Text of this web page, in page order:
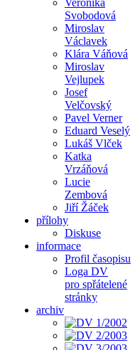
Svobodová
Miroslav
Václavek
Klára Váňová
Miroslav
Vejlupek
Josef
Velčovský
Pavel Verner
Eduard Veselý
Lukáš Vlček
Katka
Vrzáňová
Lucie
Zembová
Jiří Žáček
přílohy
Diskuse
informace
Profil časopisu
Loga DV
pro spřátelené
stránky
archiv